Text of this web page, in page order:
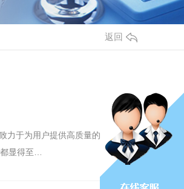
返回
力于为用户提供高质量的
显得至…